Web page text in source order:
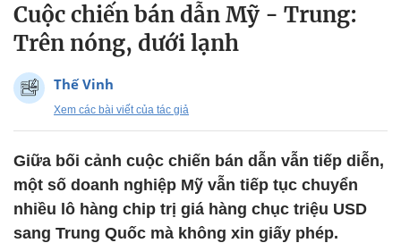
Cuộc chiến bán dẫn Mỹ - Trung:
Trên nóng, dưới lạnh
Thế Vinh
Xem các bài viết của tác giả
Giữa bối cảnh cuộc chiến bán dẫn vẫn tiếp diễn,
một số doanh nghiệp Mỹ vẫn tiếp tục chuyển
nhiều lô hàng chip trị giá hàng chục triệu USD
sang Trung Quốc mà không xin giấy phép.